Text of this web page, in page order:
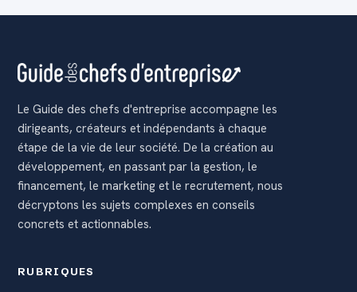
Le Guide des chefs d'entreprise accompagne les
dirigeants, créateurs et indépendants à chaque
étape de la vie de leur société. De la création au
développement, en passant par la gestion, le
financement, le marketing et le recrutement, nous
décryptons les sujets complexes en conseils
concrets et actionnables.
RUBRIQUES